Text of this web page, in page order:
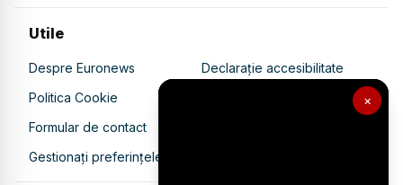
×
Utile
Despre Euronews
Declarație accesibilitate
Politica Cookie
Politica de confidențialitate
Formular de contact
Gestionați preferințele